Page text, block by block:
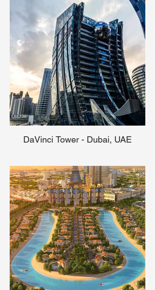
DaVinci Tower - Dubai, UAE